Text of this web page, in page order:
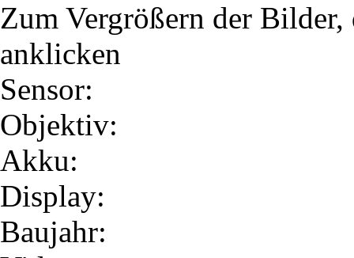
Zum Vergrößern der Bilder,
anklicken
Sensor:
Objektiv:
Akku:
Display:
Baujahr: